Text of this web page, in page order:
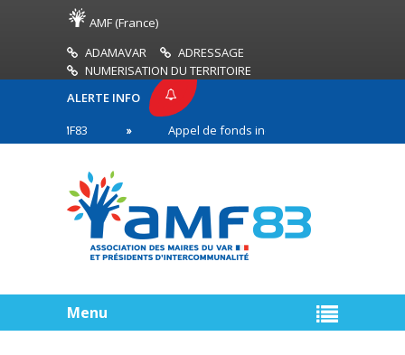
AMF (France)
ADAMAVAR
ADRESSAGE
NUMERISATION DU TERRITOIRE
ALERTE INFO
Appel de fonds incendies de forêt
première ligne
Menu